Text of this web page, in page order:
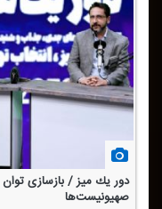
دور یك میز / بازسازی
صهیونیست‌ها